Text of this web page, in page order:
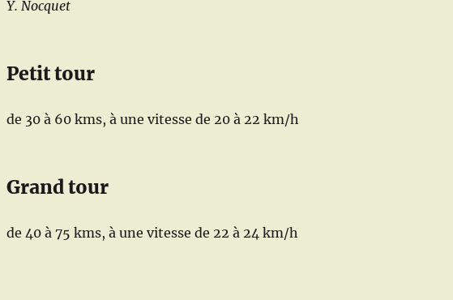
Y. Nocquet
Petit tour
de 30 à 60 kms, à une vitesse de 20 à 22 km/h
Grand tour
de 40 à 75 kms, à une vitesse de 22 à 24 km/h